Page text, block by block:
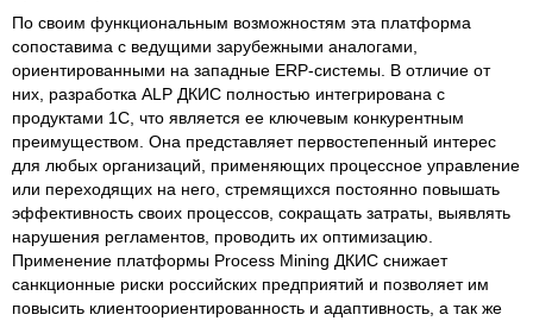
По своим функциональным возможностям эта платформа
сопоставима с ведущими зарубежными аналогами,
ориентированными на западные ERP-системы. В отличие от
них, разработка ALP ДКИС полностью интегрирована с
продуктами 1С, что является ее ключевым конкурентным
преимуществом. Она представляет первостепенный интерес
для любых организаций, применяющих процессное управление
или переходящих на него, стремящихся постоянно повышать
эффективность своих процессов, сокращать затраты, выявлять
нарушения регламентов, проводить их оптимизацию.
Применение платформы Process Mining ДКИС снижает
санкционные риски российских предприятий и позволяет им
повысить клиентоориентированность и адаптивность, а так же